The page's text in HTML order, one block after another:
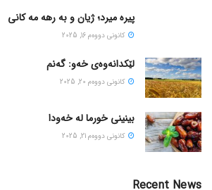
پیره میرد؛ ژیان و به رهه مه کانی
كانونی دووه‌م 16, 2025
لێکدانەوەی خەو: گەنم
كانونی دووه‌م 20, 2025
بینینی خورما لە خەودا
كانونی دووه‌م 21, 2025
Recent News